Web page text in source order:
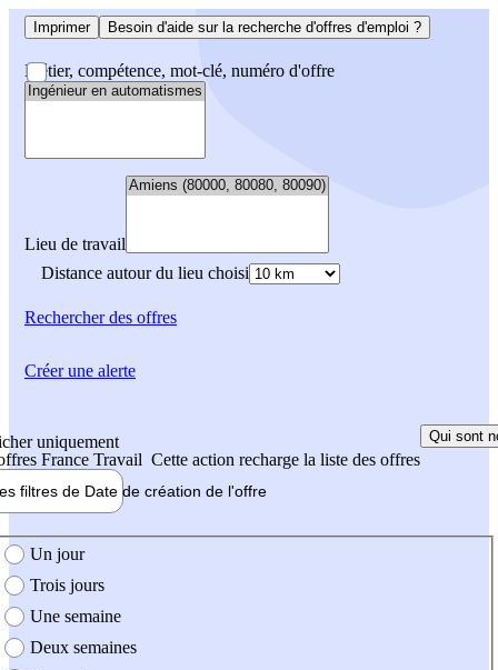
Imprimer Besoin d'aide sur la recherche d'offres d'emploi ?
Métier, compétence, mot-clé, numéro d'offre
Lieu de travail
Distance autour du lieu choisi
Rechercherdes offres
uniquement
France Travail Cette action recharge la liste des offres
Qui sont
filtres de Date de création de l'offre
création de l'offre
Un jour
Trois jours
Une semaine
Deux semaines
Créer une alerte